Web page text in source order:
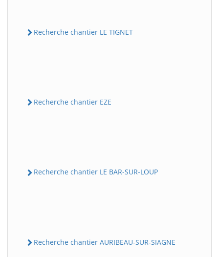
Recherche chantier LE TIGNET
Recherche chantier EZE
Recherche chantier LE BAR-SUR-LOUP
Recherche chantier AURIBEAU-SUR-SIAGNE